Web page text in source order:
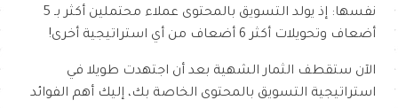
نفسها: إذ يولد التسويق بالمحتوى عملاء محتملين أكثر بـ 5
أضعاف وتحويلات أكثر 6 أضعاف من أي استراتيجية أخرى!
الآن ستقطف الثمار الشهية بعد أن اجتهدت طويلا في
استراتيجية التسويق بالمحتوى الخاصة بك، إليك أهم الفوائد